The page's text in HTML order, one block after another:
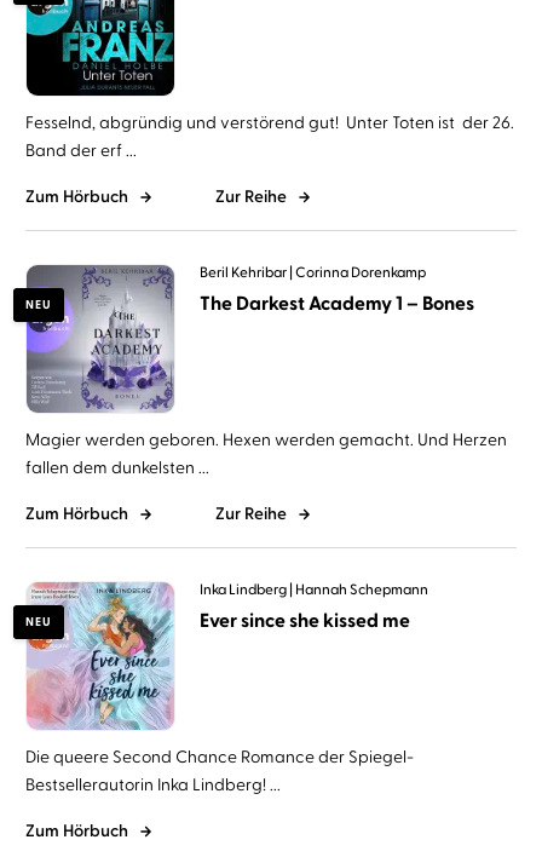
Fesselnd, abgründig und verstörend gut! Unter Toten ist der 26.
Band der erf ...
Zum Hörbuch Zur Reihe
NEU
Beril Kehribar Corinna Dorenkamp
The Darkest Academy 1 – Bones
Magier werden geboren. Hexen werden gemacht. Und Herzen
fallen dem dunkelsten ...
Zum Hörbuch Zur Reihe
NEU
Inka Lindberg Hannah Schepmann
Ever since she kissed me
Die queere Second Chance Romance der Spiegel-
Bestsellerautorin Inka Lindberg! ...
Zum Hörbuch